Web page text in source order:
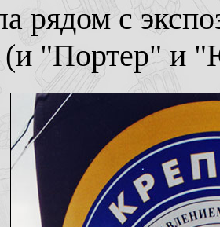
рядом с
"Портер" и